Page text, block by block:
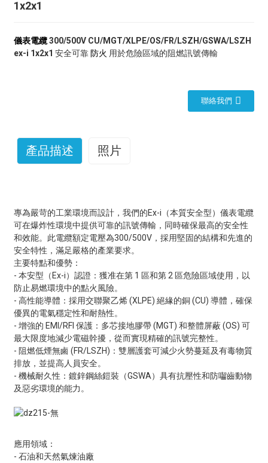
1x2x1
儀表電纜300/500V CU/MGT/XLPE/OS/FR/LSZH/GSWA/LSZH
ex-i 1x2x1 安全可靠 防火 用於危險區域的阻燃訊號傳輸
聯絡我們
產品描述 照片
專為嚴苛的工業環境而設計，我們的Ex-i（本質安全型）儀表電纜
可在爆炸性環境中提供可靠的訊號傳輸，同時確保最高的安全性
和效能。此電纜額定電壓為300/500V，採用堅固的結構和先進的
安全特性，滿足嚴格的產業要求。
主要特點和優勢：
- 本安型（Ex-i）認證：獲准在第 1 區和第 2 區危險區域使用，以
防止易燃環境中的點火風險。
- 高性能導體：採用交聯聚乙烯 (XLPE) 絕緣的銅 (CU) 導體，確保
優異的電氣穩定性和耐熱性。
- 增強的 EMI/RFI 保護：多芯接地膠帶 (MGT) 和整體屏蔽 (OS) 可
最大限度地減少電磁幹擾，從而實現精確的訊號完整性。
- 阻燃低煙無鹵 (FR/LSZH)：雙層護套可減少火勢蔓延及有毒物質
排放，並提高人員安全。
- 機械耐久性：鍍鋅鋼絲鎧裝（GSWA）具有抗壓性和防囓齒動物
及惡劣環境的能力。
應用領域：
- 石油和天然氣煉油廠